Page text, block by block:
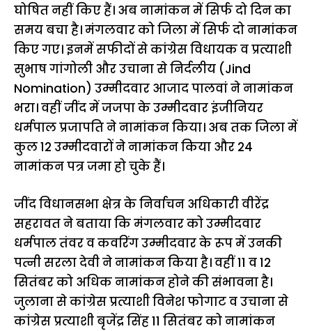
घोषित नहीं किए हैं। अब नामांकन में सिर्फ दो दिन का
समय बचा है। मंगलवार को जिला में सिर्फ दो नामांकन
किए गए। इनमें सफीदों से कांग्रेस विधायक व प्रत्याशी
सुभाष गांगोली और उचाना से निर्दलीय (Jind
Nomination) उम्मीदवार आजाद पालवां ने नामांकन
भरा। वहीं जींद में जजपा के उम्मीदवार इंजीनियर
धर्मपाल प्रजापति ने नामांकन किया। अब तक जिला में
कुल 12 उम्मीदवारों ने नामांकन किया और 24
नामांकन पत्र जमा हो चुके हैं।
जींद विधानसभा क्षेत्र के निर्वाचन अधिकारी वीरेंद्र
सहरावत ने बताया कि मंगलवार को उम्मीदवार
धर्मपाल तंवर व कवरिंग उम्मीदवार के रूप में उनकी
पत्नी सरला देवी ने नामांकन किया है। वहीं 11 व 12
सितंबर को अधिक नामांकन होने की संभावना है।
जुलाना से कांग्रेस प्रत्याशी विनेश फोगाट व उचाना से
कांग्रेस प्रत्याशी बृजेंद्र सिंह 11 सितंबर को नामांकन